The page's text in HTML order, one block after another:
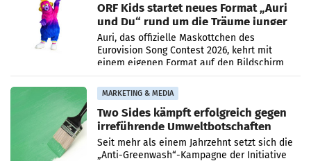
ORF Kids startet neues Format „Auri
und Du“ rund um die Träume junger
Menschen
Auri, das offizielle Maskottchen des
Eurovision Song Contest 2026, kehrt mit
einem eigenen Format auf den Bildschirm
zurück. In der neuen Sendung „Auri und Du“
bei ORF Kids steht
MARKETING & MEDIA
Two Sides kämpft erfolgreich gegen
irreführende Umweltbotschaften
beim Papiereinsatz
Seit mehr als einem Jahrzehnt setzt sich die
„Anti-Greenwash“-Kampagne der Initiative